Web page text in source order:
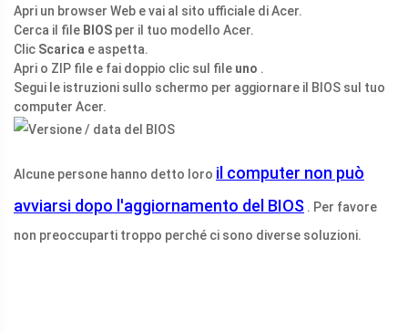
Apri un browser Web e vai al sito ufficiale di Acer.
Cerca il file BIOS per il tuo modello Acer.
Clic Scarica e aspetta.
Apri o ZIP file e fai doppio clic sul file uno .
Segui le istruzioni sullo schermo per aggiornare il BIOS sul tuo
computer Acer.
Alcune persone hanno detto loro il computer non può
avviarsi dopo l'aggiornamento del BIOS . Per favore
non preoccuparti troppo perché ci sono diverse soluzioni.